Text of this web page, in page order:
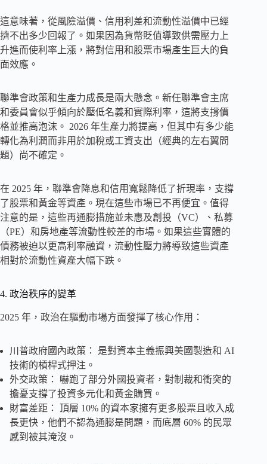
這意味著，從風險溢價、信用利差和流動性溢價中已經
擠不出多少回報了。如果因為貨幣貶值導致供需壓力上
升進而使利率上漲，將對信用和股票市場產生巨大的負
面效應。
聯準會政策和生產力成長是兩大懸念。新任聯準會主席
和委員會似乎傾向於壓低名義和實際利率，這將支撐價
格並推高泡沫。 2026 年生產力將提高，但其中有多少能
轉化為利潤而非用於加稅或工資支出（經典的左右翼問
題）尚不確定。
在 2025 年，聯準會降息和信用寬鬆降低了折現率，支撐
了股票和黃金等資產。現在這些市場已不再便宜。值得
注意的是，這些再通膨措施並未惠及創投（VC）、私募
（PE）和房地產等流動性較差的市場。如果這些實體的
債務被迫以更高利率融資，流動性壓力將導致這些資產
相對於流動性資產大幅下跌。
4. 政治秩序的變革
2025 年，政治在驅動市場方面發揮了核心作用：
川普政府國內政策： 是對資本主義振興美國製造和 AI
技術的槓桿式押注。
外交政策： 嚇跑了部分外國投資者，對制裁和衝突的
擔憂支撐了投資多元化和黃金購買。
財富差距： 頂層 10% 的資本家擁有更多股票且收入成
長更快，他們不認為通膨是問題，而底層 60% 的民眾
感到被其淹沒。